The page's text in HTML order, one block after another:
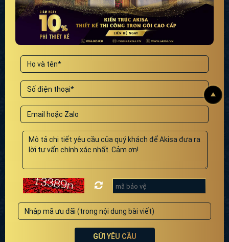
Thiết kế biệt thự 3 tầng 2 mặt tiền phong cách cổ điển
Pháp nguy nga, lộng lẫy
GỬI YÊU CẦU